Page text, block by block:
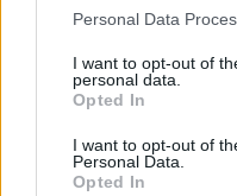
Please note that this
not limited to your visit or
grant or deny consent to
use your data for below
consent section.
Personal Data
I want to opt-out of
personal data.
Opted In
I want to opt-out of
Personal Data.
Opted In